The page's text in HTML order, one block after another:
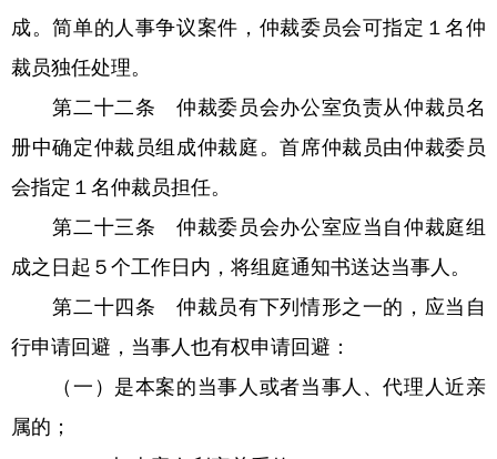
成。简单的人事争议案件，仲裁委员会可指定１名仲
裁员独任处理。
第二十二条 仲裁委员会办公室负责从仲裁员名
册中确定仲裁员组成仲裁庭。首席仲裁员由仲裁委员
会指定１名仲裁员担任。
第二十三条 仲裁委员会办公室应当自仲裁庭组
成之日起５个工作日内，将组庭通知书送达当事人。
第二十四条 仲裁员有下列情形之一的，应当自
行申请回避，当事人也有权申请回避：
（一）是本案的当事人或者当事人、代理人近亲
属的；